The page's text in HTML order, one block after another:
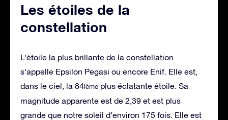
Les étoiles de la
constellation
L’étoile la plus brillante de la constellation
s’appelle Epsilon Pegasi ou encore Enif. Elle est,
dans le ciel, la 84ième plus éclatante étoile. Sa
magnitude apparente est de 2,39 et est plus
grande que notre soleil d’environ 175 fois. Elle est